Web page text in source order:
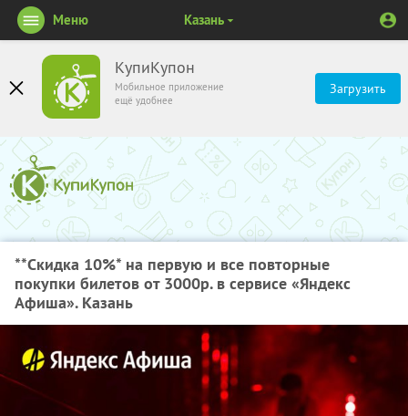
КупиКупон
Мобильное приложение
ещё удобнее
Загрузить
Меню Казань
**Скидка 10%* на первую и все повторные
покупки билетов от 3000р. в сервисе «Яндекс
Афиша». Казань